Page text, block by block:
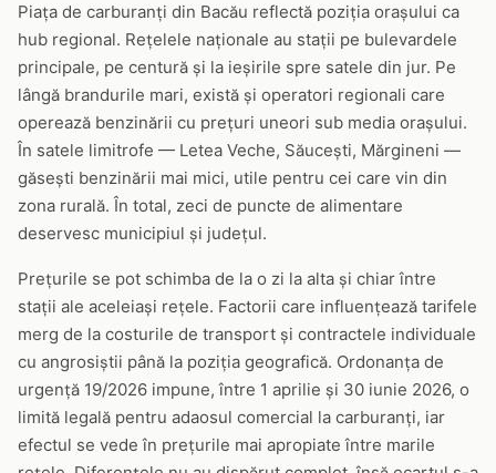
Piața de carburanți din Bacău reflectă poziția orașului ca
hub regional. Rețelele naționale au stații pe bulevardele
principale, pe centură și la ieșirile spre satele din jur. Pe
lângă brandurile mari, există și operatori regionali care
operează benzinării cu prețuri uneori sub media orașului.
În satele limitrofe — Letea Veche, Săucești, Mărgineni —
găsești benzinării mai mici, utile pentru cei care vin din
zona rurală. În total, zeci de puncte de alimentare
deservesc municipiul și județul.
Prețurile se pot schimba de la o zi la alta și chiar între
stații ale aceleiași rețele. Factorii care influențează tarifele
merg de la costurile de transport și contractele individuale
cu angrosiștii până la poziția geografică. Ordonanța de
urgență 19/2026 impune, între 1 aprilie și 30 iunie 2026, o
limită legală pentru adaosul comercial la carburanți, iar
efectul se vede în prețurile mai apropiate între marile